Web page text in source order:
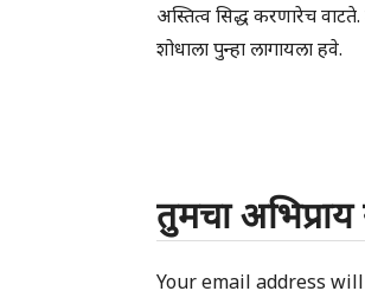
अस्तित्व सिद्ध करणारेच वाटते.
शोधाला पुन्हा लागायला हवे.
तुमचा अभिप्राय
Your email address